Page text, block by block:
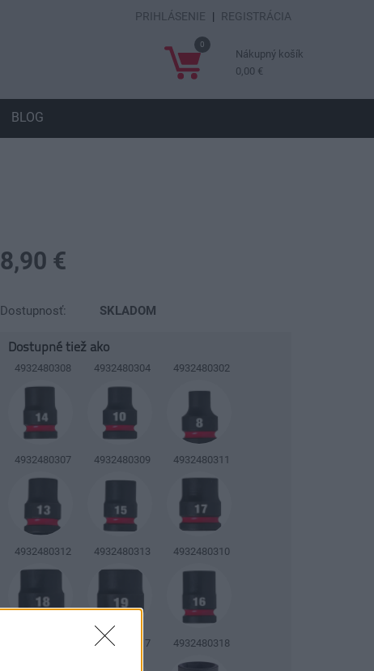
8,90 €
Dostupnosť: SKLADOM
Dostupné tiež ako
4932480308 4932480304 4932480302
4932480307 4932480309 4932480311
4932480312 4932480313 4932480310
4932480317 4932480318
PRIHLÁSENIE | REGISTRÁCIA
0
Nákupný košík
0,00 €
BLOG